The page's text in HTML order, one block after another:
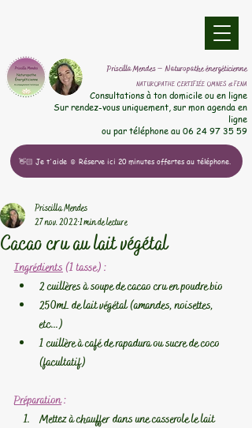
​Priscilla Mendes – Naturopathe énergéticienne
NATUROPATHE CERTIFIÉE OMNES et FENA
​Consultations à ton domicile ou en ligne
Sur rendez-vous uniquement, sur mon agenda en
ligne
ou par téléphone au 06 24 97 35 59
👋🏻 Je t'aide ☺️ Réserve ici 20 minutes offertes au téléphone.
Cacao cru au lait végétal
Priscilla Mendes
27 nov. 20221 min de lecture
Ingrédients (1 tasse) :
2 cuillères à soupe de cacao cru en poudre bio
250mL de lait végétal (amandes, noisettes,
etc...)
1 cuillère à café de rapadura ou sucre de coco
(facultatif)
Préparation :
Mettez à chauffer dans une casserole le lait